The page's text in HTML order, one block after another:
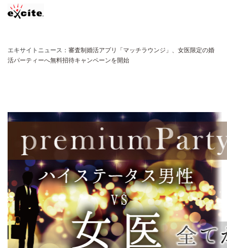
エキサイトニュース： 審査制婚活アプリ「マッチラウンジ」、女医限定の婚
活パーティーへ無料招待キャンペーンを開始